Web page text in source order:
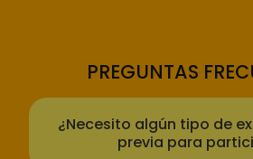
PREGUNTAS
¿Necesito algún tipo de
previa para